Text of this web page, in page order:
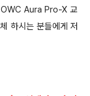
OWC Aura Pro-X 교
하시는 분들에게 저